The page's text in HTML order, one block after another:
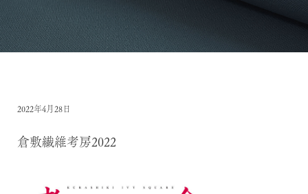
2022年4月28日
倉敷繊維考房2022